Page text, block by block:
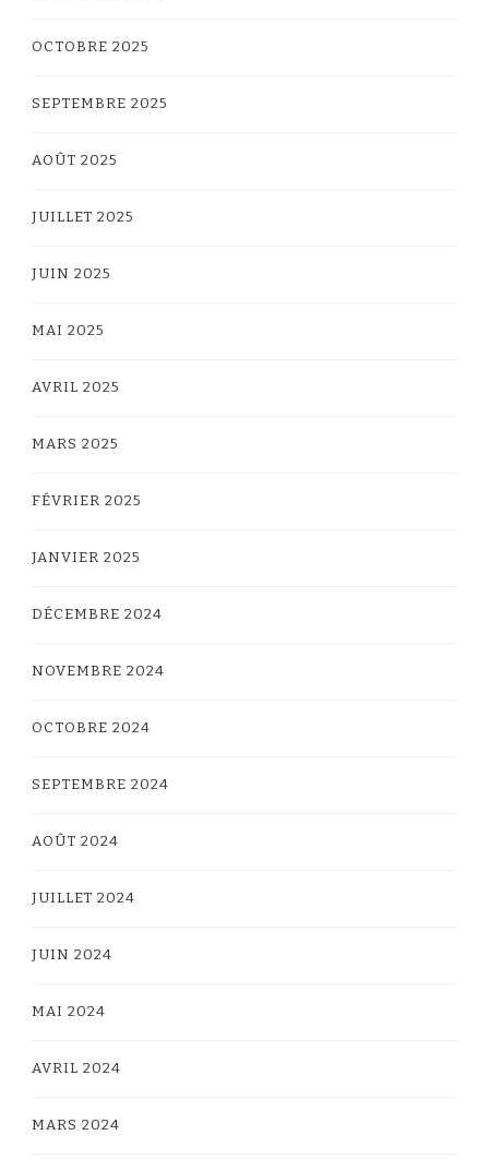
OCTOBRE 2025
SEPTEMBRE 2025
AOÛT 2025
JUILLET 2025
JUIN 2025
MAI 2025
AVRIL 2025
MARS 2025
FÉVRIER 2025
JANVIER 2025
DÉCEMBRE 2024
NOVEMBRE 2024
OCTOBRE 2024
SEPTEMBRE 2024
AOÛT 2024
JUILLET 2024
JUIN 2024
MAI 2024
AVRIL 2024
MARS 2024